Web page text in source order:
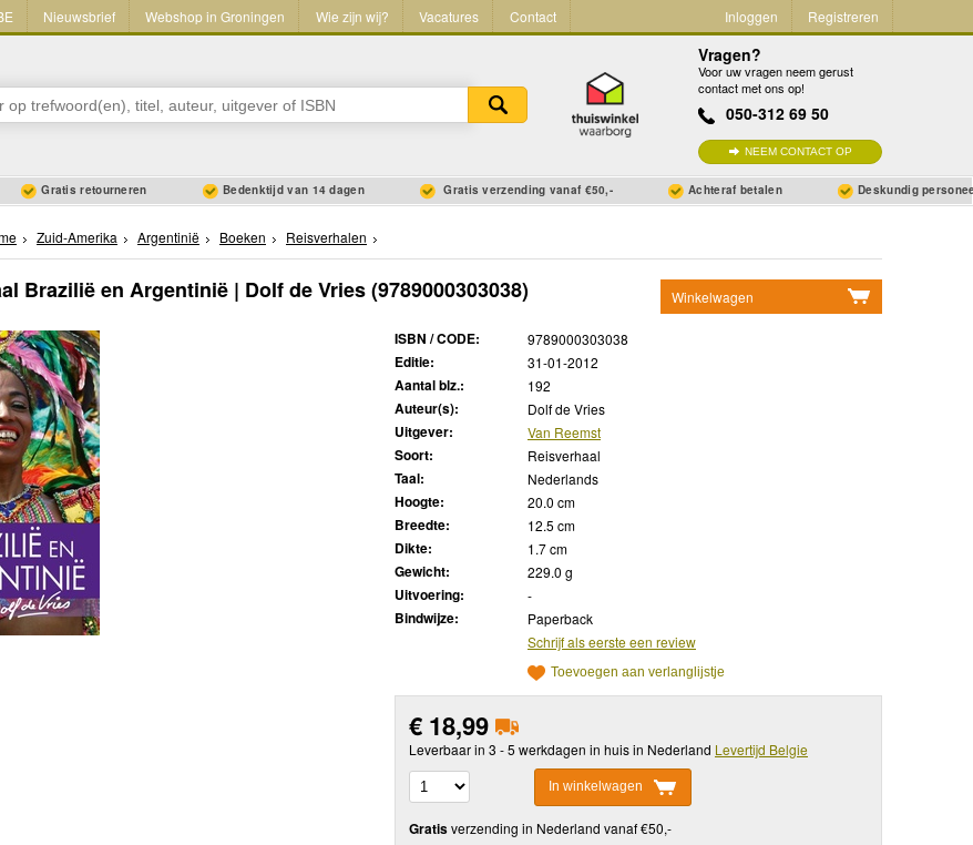
Nieuwsbrief Webshop in Groningen Wie zijn wij? Vacatures Contact Inloggen Registreren
Vragen?
Voor uw vragen neem gerust
contact met ons op!
050-312 69 50
NEEM CONTACT OP
Gratis retourneren Bedenktijd van 14 dagen Gratis verzending vanaf €50,- Achteraf betalen Deskundig
Zuid-Amerika Argentinië Boeken Reisverhalen
Winkelwagen
Brazilië en Argentinië | Dolf de Vries(9789000303038)
ISBN / CODE: 9789000303038
Editie: 31-01-2012
Aantal blz.: 192
Auteur(s): Dolf de Vries
Uitgever: Van Reemst
Soort: Reisverhaal
Taal: Nederlands
Hoogte: 20.0 cm
Breedte: 12.5 cm
Dikte: 1.7 cm
Gewicht: 229.0 g
Uitvoering: -
Bindwijze:
Paperback
Schrijf als eerste een review
Toevoegen aan verlanglijstje
€ 18,99
Leverbaar in 3 - 5 werkdagen in huis in Nederland Levertijd Belgie
In winkelwagen
Gratisverzending in Nederland vanaf €50,-